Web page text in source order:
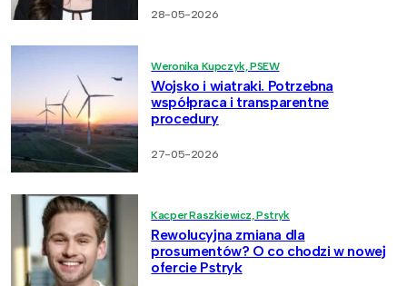
28-05-2026
Weronika Kupczyk, PSEW
Wojsko i wiatraki. Potrzebna
współpraca i transparentne
procedury
27-05-2026
Kacper Raszkiewicz, Pstryk
Rewolucyjna zmiana dla
prosumentów? O co chodzi w nowej
ofercie Pstryk